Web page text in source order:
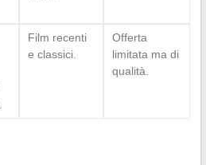
Film recenti
e classici.
Offerta
limitata ma di
qualità.